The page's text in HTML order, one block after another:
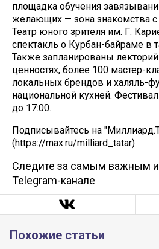
площадка обучения
желающих — зона знакомства с
Театр юного зрителя им. Г.
спектакль о Курбан-байраме в
Также запланированы
ценностях, более 100 мастер-
локальных брендов и халяль-
национальной кухней.
до 17:00.
Подписывайтесь на
(https://max.ru/milliard_tatar)
Следите за самым важным
Telegram-канале
Похожие статьи